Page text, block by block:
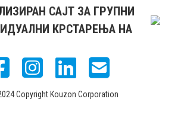
САЈТ ЗА ГРУПНИ
КРСТАРЕЊА НА
Copyright Kouzon Corporation